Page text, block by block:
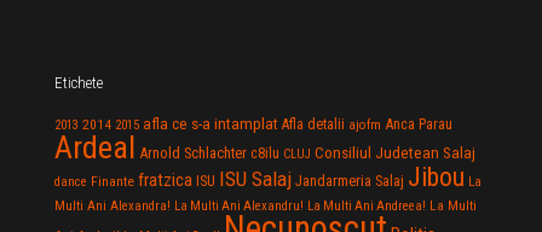
Etichete
2013 2014 2015 afla ce s-a intamplat Afla detalii ajofm Anca Parau
Ardeal Arnold Schlachter c8ilu CLUJ Consiliul Judetean Salaj
dance Finante fratzica ISU ISU Salaj Jandarmeria Salaj Jibou La
Multi Ani Alexandra! La Multi Ani Alexandru! La Multi Ani Andreea! La Multi